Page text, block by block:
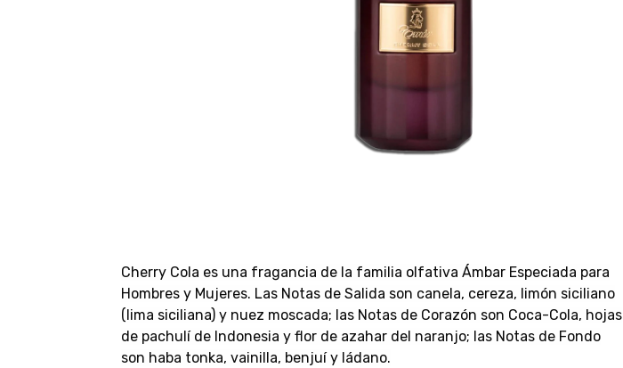
Cherry Cola es una fragancia de la familia olfativa Ámbar Especiada para
Hombres y Mujeres. Las Notas de Salida son canela, cereza, limón siciliano
(lima siciliana) y nuez moscada; las Notas de Corazón son Coca-Cola, hojas
de pachulí de Indonesia y flor de azahar del naranjo; las Notas de Fondo
son haba tonka, vainilla, benjuí y ládano.